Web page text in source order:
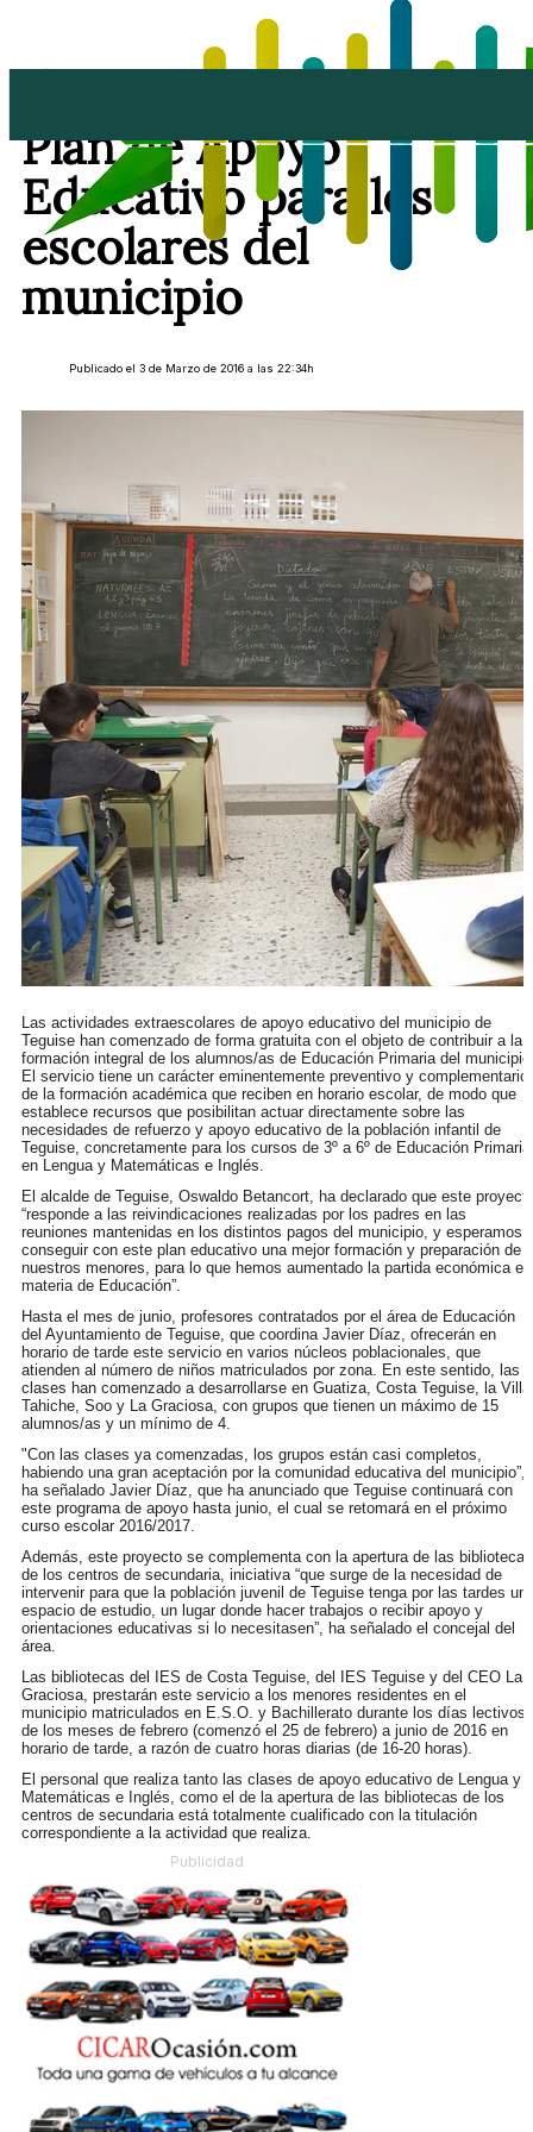
Plan de Apoyo
Educativo para los
escolares del
municipio
Publicado el 3 de Marzo de 2016 a las 22:34h
Las actividades extraescolares de apoyo educativo del municipio de
Teguise han comenzado de forma gratuita con el objeto de contribuir a la
formación integral de los alumnos/as de Educación Primaria del
El servicio tiene un carácter eminentemente preventivo y complementario
de la formación académica que reciben en horario escolar, de modo que
establece recursos que posibilitan actuar directamente sobre las
necesidades de refuerzo y apoyo educativo de la población infantil de
Teguise, concretamente para los cursos de 3º a 6º de Educación Primaria
en Lengua y Matemáticas e Inglés.
El alcalde de Teguise, Oswaldo Betancort, ha declarado que este
“responde a las reivindicaciones realizadas por los padres en las
reuniones mantenidas en los distintos pagos del municipio, y esperamos
conseguir con este plan educativo una mejor formación y preparación de
nuestros menores, para lo que hemos aumentado la partida económica en
materia de Educación”.
Hasta el mes de junio, profesores contratados por el área de Educación
del Ayuntamiento de Teguise, que coordina Javier Díaz, ofrecerán en
horario de tarde este servicio en varios núcleos poblacionales, que
atienden al número de niños matriculados por zona. En este sentido, las
clases han comenzado a desarrollarse en Guatiza, Costa Teguise, la
Tahiche, Soo y La Graciosa, con grupos que tienen un máximo de 15
alumnos/as y un mínimo de 4.
"Con las clases ya comenzadas, los grupos están casi completos,
habiendo una gran aceptación por la comunidad educativa del municipio”,
ha señalado Javier Díaz, que ha anunciado que Teguise continuará con
este programa de apoyo hasta junio, el cual se retomará en el próximo
curso escolar 2016/2017.
Además, este proyecto se complementa con la apertura de las bibliotecas
de los centros de secundaria, iniciativa “que surge de la necesidad de
intervenir para que la población juvenil de Teguise tenga por las tardes un
espacio de estudio, un lugar donde hacer trabajos o recibir apoyo y
orientaciones educativas si lo necesitasen”, ha señalado el concejal del
área.
Las bibliotecas del IES de Costa Teguise, del IES Teguise y del CEO La
Graciosa, prestarán este servicio a los menores residentes en el
municipio matriculados en E.S.O. y Bachillerato durante los días lectivos
de los meses de febrero (comenzó el 25 de febrero) a junio de 2016 en
horario de tarde, a razón de cuatro horas diarias (de 16-20 horas).
El personal que realiza tanto las clases de apoyo educativo de Lengua y
Matemáticas e Inglés, como el de la apertura de las bibliotecas de los
centros de secundaria está totalmente cualificado con la titulación
correspondiente a la actividad que realiza.
Publicidad